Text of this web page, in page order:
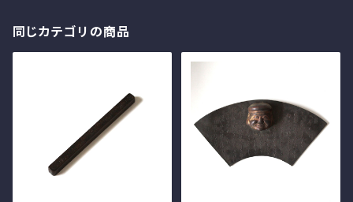
同じカテゴリの商品